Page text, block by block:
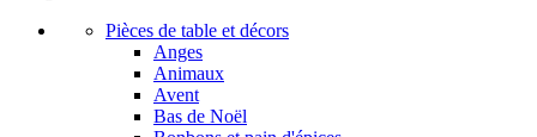
Pièces de table et décors
Anges
Animaux
Avent
Bas de Noël